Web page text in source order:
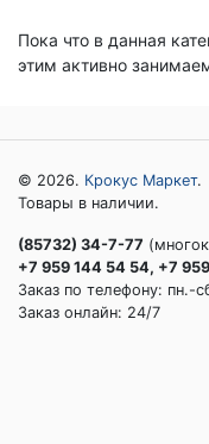
Пока что в данная
этим активно
© 2026. Крокус Маркет.
Товары в наличии.
(85732) 34-7-77
+7 959 144 54 54, +7
Заказ по телефону: пн.-
Заказ онлайн: 24/7